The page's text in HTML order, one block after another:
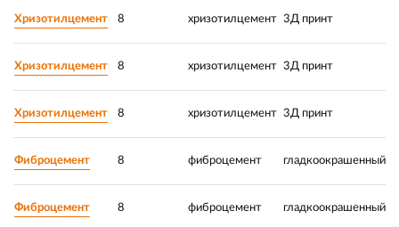
Хризотилцемент 8 хризотилцемент 3Д принт
Хризотилцемент 8 хризотилцемент 3Д принт
Хризотилцемент 8 хризотилцемент 3Д принт
Фиброцемент 8 фиброцемент гладкоокрашенный
Фиброцемент 8 фиброцемент гладкоокрашенный